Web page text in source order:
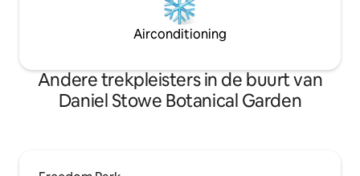
Airconditioning
Andere trekpleisters in de buurt van
Daniel Stowe Botanical Garden